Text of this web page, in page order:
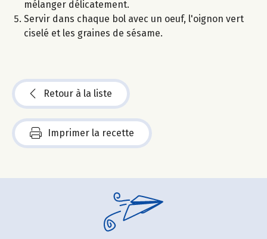
mélanger délicatement.
Servir dans chaque bol avec un oeuf, l'oignon vert
ciselé et les graines de sésame.
Retour à la liste
Imprimer la recette